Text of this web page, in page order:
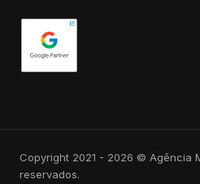
Copyright 2021 - 2026 © Agência
reservados.